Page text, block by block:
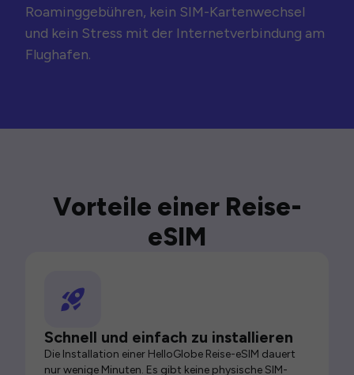
Roaminggebühren, kein SIM-Kartenwechsel
und kein Stress mit der Internetverbindung am
Flughafen.
Vorteile einer Reise-
eSIM
Schnell und einfach zu installieren
Die Installation einer HelloGlobe Reise-eSIM dauert
nur wenige Minuten. Es gibt keine physische SIM-